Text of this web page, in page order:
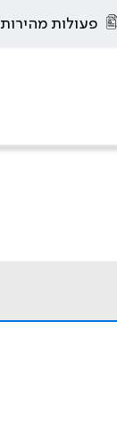
פעולות מהירות